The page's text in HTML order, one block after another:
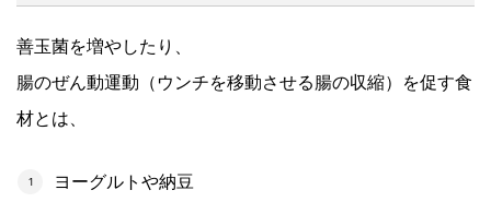
善玉菌を増やしたり、
腸のぜん動運動（ウンチを移動させる腸の収縮）を促す食
材とは、
ヨーグルトや納豆